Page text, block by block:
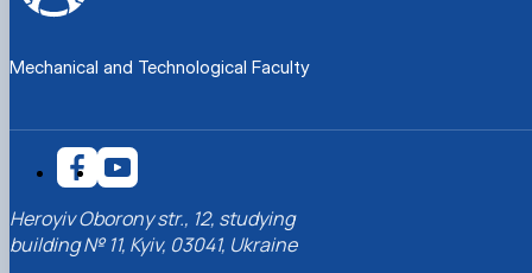
Mechanical and Technological Faculty
Heroyiv Oborony str., 12, studying
building № 11, Kyiv, 03041, Ukraine